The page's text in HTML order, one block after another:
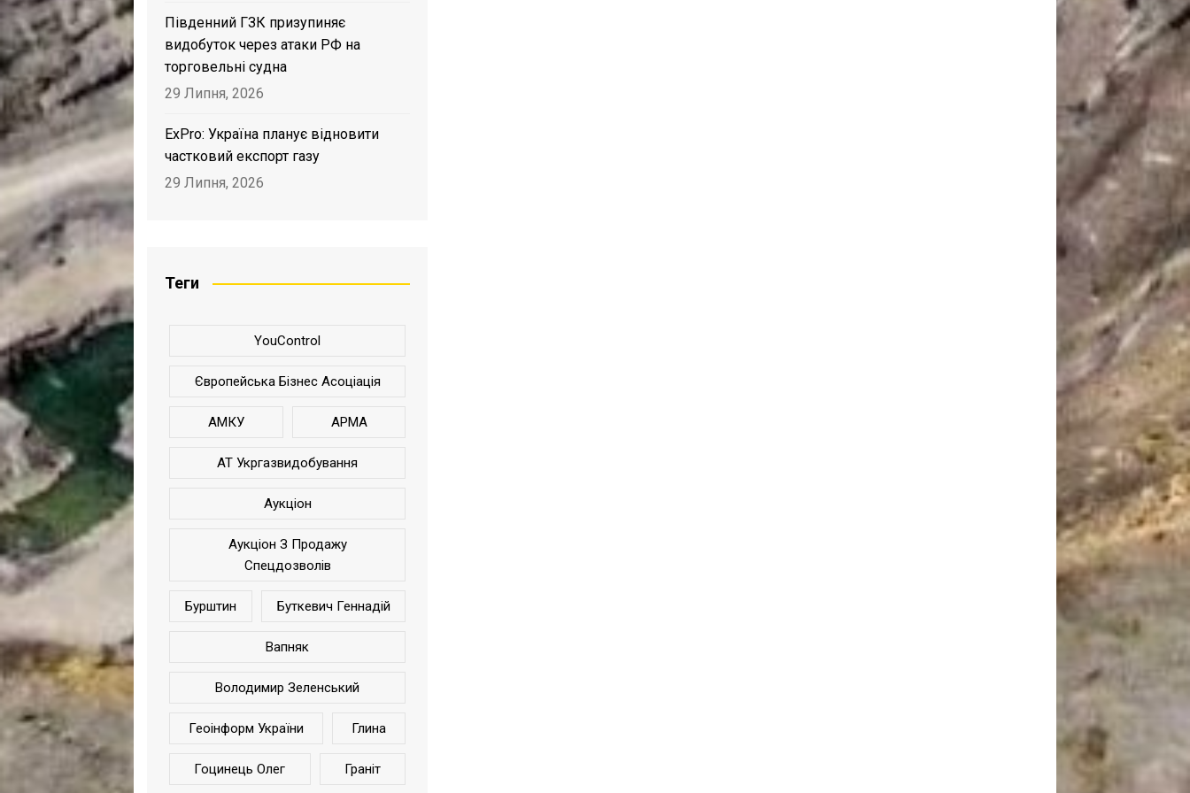
Південний ГЗК призупиняє
видобуток через атаки РФ на
торговельні судна
29 Липня, 2026
ExPro: Україна планує відновити
частковий експорт газу
29 Липня, 2026
Теги
YouControl
Європейська Бізнес Асоціація
АМКУ АРМА
АТ Укргазвидобування
Аукціон
Аукціон З Продажу
Спецдозволів
Бурштин Буткевич Геннадій
Вапняк
Володимир Зеленський
Геоінформ України Глина
Гоцинець Олег Граніт